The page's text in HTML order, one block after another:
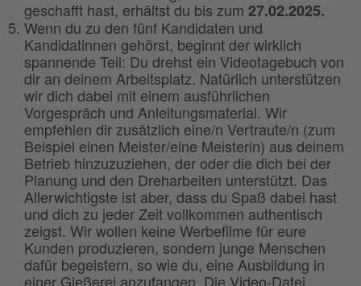
geschafft hast, erhältst du bis zum 27.02.2025.
Wenn du zu den fünf Kandidaten und
Kandidatinnen gehörst, beginnt der wirklich
spannende Teil: Du drehst ein Videotagebuch von
dir an deinem Arbeitsplatz. Natürlich unterstützen
wir dich dabei mit einem ausführlichen
Vorgespräch und Anleitungsmaterial. Wir
empfehlen dir zusätzlich eine/n Vertraute/n (zum
Beispiel einen Meister/eine Meisterin) aus deinem
Betrieb hinzuzuziehen, der oder die dich bei der
Planung und den Dreharbeiten unterstützt. Das
Allerwichtigste ist aber, dass du Spaß dabei hast
und dich zu jeder Zeit vollkommen authentisch
zeigst. Wir wollen keine Werbefilme für eure
Kunden produzieren, sondern junge Menschen
dafür begeistern, so wie du, eine Ausbildung in
einer Gießerei anzufangen. Die Video-Datei